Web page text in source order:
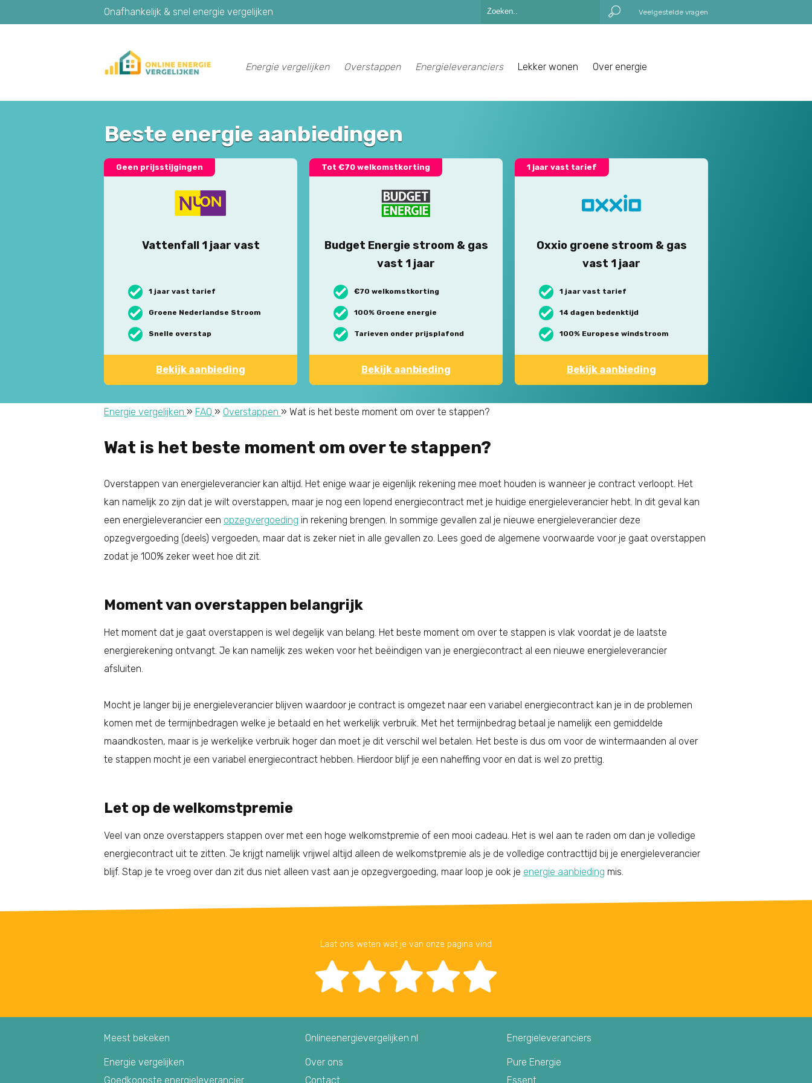
Onafhankelijk & snel energie vergelijken Veelgestelde vragen
Energie vergelijken Overstappen Energieleveranciers Lekker wonen Over energie
Beste energie aanbiedingen
Geen prijsstijgingen
Vattenfall 1 jaar vast
1 jaar vast tarief
Groene Nederlandse Stroom
Snelle overstap
Bekijk aanbieding
Tot €70 welkomstkorting
Budget Energie stroom & gas
vast 1 jaar
€70 welkomstkorting
100% Groene energie
Tarieven onder prijsplafond
Bekijk aanbieding
1 jaar vast tarief
Oxxio groene stroom & gas
vast 1 jaar
1 jaar vast tarief
14 dagen bedenktijd
100% Europese windstroom
Bekijk aanbieding
Energie vergelijken » FAQ » Overstappen » Wat is het beste moment om over te stappen?
Wat is het beste moment om over te stappen?
Overstappen van energieleverancier kan altijd. Het enige waar je eigenlijk rekening mee moet houden is wanneer je contract verloopt. Het
kan namelijk zo zijn dat je wilt overstappen, maar je nog een lopend energiecontract met je huidige energieleverancier hebt. In dit geval kan
een energieleverancier een opzegvergoeding in rekening brengen. In sommige gevallen zal je nieuwe energieleverancier deze
opzegvergoeding (deels) vergoeden, maar dat is zeker niet in alle gevallen zo. Lees goed de algemene voorwaarde voor je gaat overstappen
zodat je 100% zeker weet hoe dit zit.
Moment van overstappen belangrijk
Het moment dat je gaat overstappen is wel degelijk van belang. Het beste moment om over te stappen is vlak voordat je de laatste
energierekening ontvangt. Je kan namelijk zes weken voor het beëindigen van je energiecontract al een nieuwe energieleverancier
afsluiten.
Mocht je langer bij je energieleverancier blijven waardoor je contract is omgezet naar een variabel energiecontract kan je in de problemen
komen met de termijnbedragen welke je betaald en het werkelijk verbruik. Met het termijnbedrag betaal je namelijk een gemiddelde
maandkosten, maar is je werkelijke verbruik hoger dan moet je dit verschil wel betalen. Het beste is dus om voor de wintermaanden al over
te stappen mocht je een variabel energiecontract hebben. Hierdoor blijf je een naheffing voor en dat is wel zo prettig.
Let op de welkomstpremie
Veel van onze overstappers stappen over met een hoge welkomstpremie of een mooi cadeau. Het is wel aan te raden om dan je volledige
energiecontract uit te zitten. Je krijgt namelijk vrijwel altijd alleen de welkomstpremie als je de volledige contracttijd bij je energieleverancier
blijf. Stap je te vroeg over dan zit dus niet alleen vast aan je opzegvergoeding, maar loop je ook je energie aanbieding mis.
Laat ons weten wat je van onze pagina vind
Meest bekeken
Energie vergelijken
Goedkoopste energieleverancier
Onlineenergievergelijken.nl
Over ons
Contact
Energieleveranciers
Pure Energie
Essent